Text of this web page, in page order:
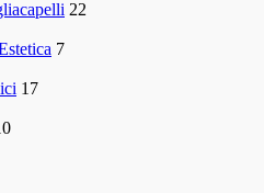
22
7
17